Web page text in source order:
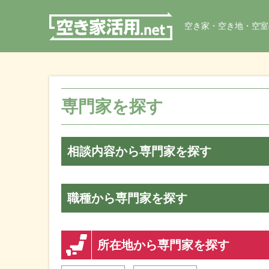
空き家・空き地・空
専門家を探す
相談内容から専門家を探す
職種から専門家を探す
所在地から専門家を探す